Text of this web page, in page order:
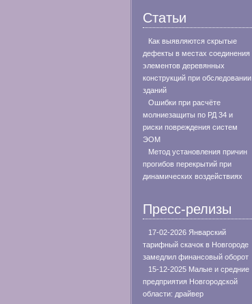
Статьи
Как выявляются скрытые
дефекты в местах соединения
элементов деревянных
конструкций при обследовании
зданий
Ошибки при расчёте
молниезащиты по РД 34 и
риски повреждения систем
ЭОМ
Метод установления причин
прогибов перекрытий при
динамических воздействиях
Пресс-релизы
17-02-2026 Январский
тарифный скачок в Новгороде
замедлил финансовый оборот
15-12-2025 Малые и средние
предприятия Новгородской
области: драйвер